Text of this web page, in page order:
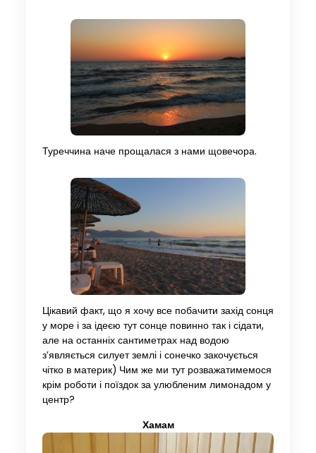
Туреччина наче прощалася з нами щовечора.
Цікавий факт, що я хочу все побачити захід сонця
у море і за ідеєю тут сонце повинно так і сідати,
але на останніх сантиметрах над водою
з’являється силует землі і сонечко закочується
чітко в материк) Чим же ми тут розважатимемося
крім роботи і поїздок за улюбленим лимонадом у
центр?
Хамам